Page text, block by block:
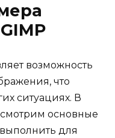
возможность
что
ситуациях. В
основные
для